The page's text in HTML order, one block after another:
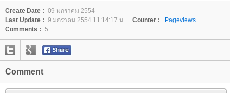
Create Date : 09 มกราคม 2554
Last Update : 9 มกราคม 2554 11:14:17 น. Counter :
Pageviews.
Comments : 5
Comment